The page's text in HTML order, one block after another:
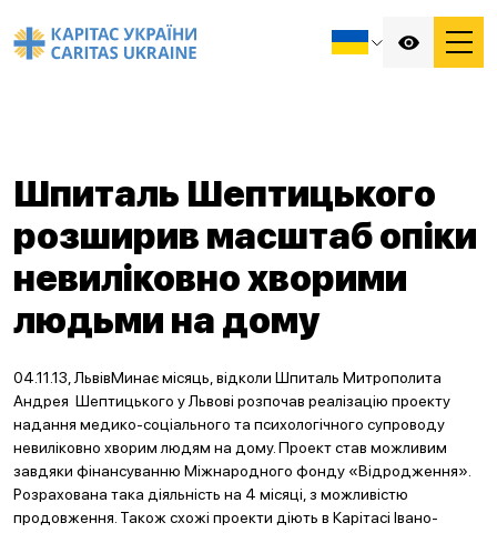
Шпиталь Шептицького
розширив масштаб опіки
невиліковно хворими
людьми на дому
04.11.13, ЛьвівМинає місяць, відколи Шпиталь Митрополита
Андрея Шептицького у Львові розпочав реалізацію проекту
надання медико-соціального та психологічного супроводу
невиліковно хворим людям на дому. Проект став можливим
завдяки фінансуванню Міжнародного фонду «Відродження».
Розрахована така діяльність на 4 місяці, з можливістю
продовження. Також схожі проекти діють в Карітасі Івано-